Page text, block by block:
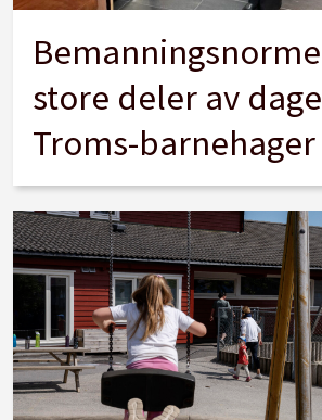
store deler av
Troms-barnehager